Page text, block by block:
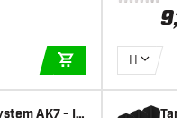
IN WINKELWAGEN
AK7 - Ic
9,45
H